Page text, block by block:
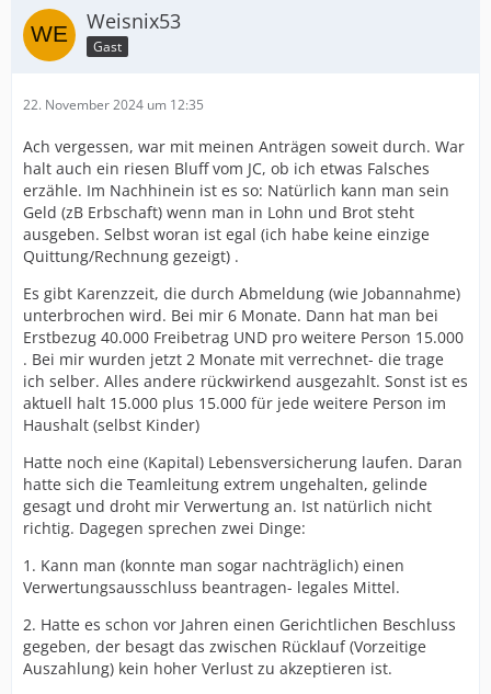
Weisnix53
Gast
22. November 2024 um 12:35
Ach vergessen, war mit meinen Anträgen soweit durch. War
halt auch ein riesen Bluff vom JC, ob ich etwas Falsches
erzähle. Im Nachhinein ist es so: Natürlich kann man sein
Geld (zB Erbschaft) wenn man in Lohn und Brot steht
ausgeben. Selbst woran ist egal (ich habe keine einzige
Quittung/Rechnung gezeigt) .
Es gibt Karenzzeit, die durch Abmeldung (wie Jobannahme)
unterbrochen wird. Bei mir 6 Monate. Dann hat man bei
Erstbezug 40.000 Freibetrag UND pro weitere Person 15.000
. Bei mir wurden jetzt 2 Monate mit verrechnet- die trage
ich selber. Alles andere rückwirkend ausgezahlt. Sonst ist es
aktuell halt 15.000 plus 15.000 für jede weitere Person im
Haushalt (selbst Kinder)
Hatte noch eine (Kapital) Lebensversicherung laufen. Daran
hatte sich die Teamleitung extrem ungehalten, gelinde
gesagt und droht mir Verwertung an. Ist natürlich nicht
richtig. Dagegen sprechen zwei Dinge:
1. Kann man (konnte man sogar nachträglich) einen
Verwertungsausschluss beantragen- legales Mittel.
2. Hatte es schon vor Jahren einen Gerichtlichen Beschluss
gegeben, der besagt das zwischen Rücklauf (Vorzeitige
Auszahlung) kein hoher Verlust zu akzeptieren ist.